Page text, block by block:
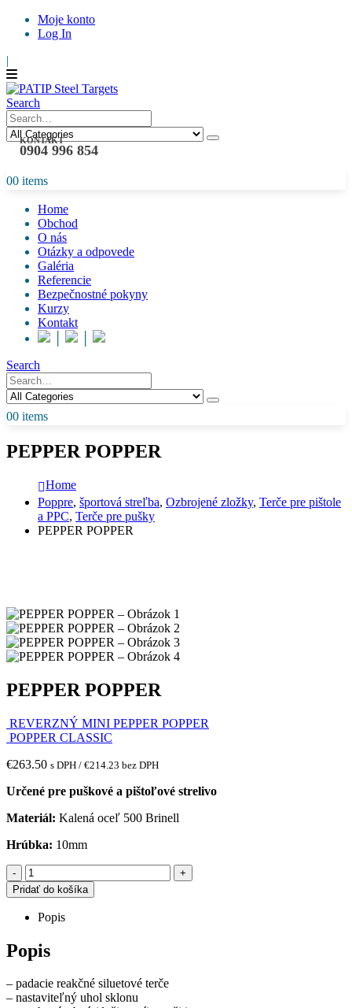
Moje konto
Log In
|
Search
KONTAKT
0904 996 854
00 items
Home
Obchod
O nás
Otázky a odpovede
Galéria
Referencie
Bezpečnostné pokyny
Kurzy
Kontakt
Search
00 items
PEPPER POPPER
Home
Poppre, športová streľba, Ozbrojené zložky, Terče pre pištole
a PPC, Terče pre pušky
PEPPER POPPER
PEPPER POPPER
REVERZNÝ MINI PEPPER POPPER
POPPER CLASSIC
€263.50 s DPH / €214.23 bez DPH
Určené pre puškové a pištoľové strelivo
Materiál: Kalená oceľ 500 Brinell
Hrúbka: 10mm
-
+
Pridať do košíka
Popis
Popis
– padacie reakčné siluetové terče
– nastaviteľný uhol sklonu